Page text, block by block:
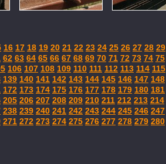
16 17 18 19 20 21 22 23 24 25 26 27 28 29
62 63 64 65 66 67 68 69 70 71 72 73 74 75
106 107 108 109 110 111 112 113 114 115
139 140 141 142 143 144 145 146 147 148
172 173 174 175 176 177 178 179 180 181
205 206 207 208 209 210 211 212 213 214
238 239 240 241 242 243 244 245 246 247
271 272 273 274 275 276 277 278 279 280